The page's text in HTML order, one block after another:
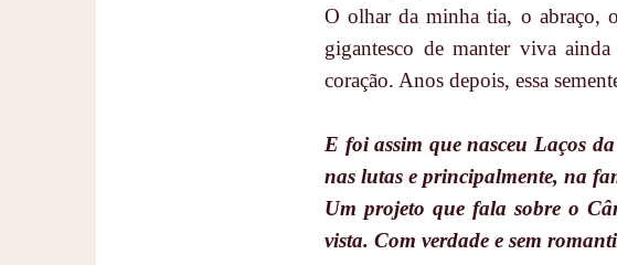
O olhar da minha tia, o abraço,
gigantesco de manter viva
coração. Anos depois, essa
E foi assim que nasceu Laços
nas lutas e principalmente, na
Um projeto que fala sobre o
vista. Com verdade e sem